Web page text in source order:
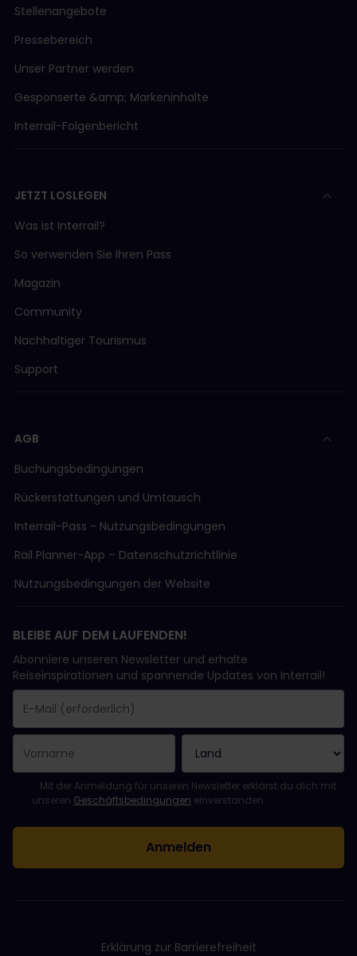
Stellenangebote
Pressebereich
Unser Partner werden
Gesponserte &amp; Markeninhalte
Interrail-Folgenbericht
JETZT LOSLEGEN
Was ist Interrail?
So verwenden Sie Ihren Pass
Magazin
Community
Nachhaltiger Tourismus
Support
AGB
Buchungsbedingungen
Rückerstattungen und Umtausch
Interrail-Pass - Nutzungsbedingungen
Rail Planner-App – Datenschutzrichtlinie
Nutzungsbedingungen der Website
BLEIBE AUF DEM LAUFENDEN!
Abonniere unseren Newsletter und erhalte
Reiseinspirationen und spannende Updates von Interrail!
Sie haben sich erfolgreich angemeldet.
Das Feld „E-Mail-Adresse“ ist ein Pflichtfeld!
Diese E-Mail-Adresse ist ungültig!
Beim Abonnieren des Newsletters ist ein Fehler aufgetreten.
Du hast diesen Newsletter bereits abonniert!
Bitte stimme den Allgemeinen Geschäftsbedingungen zu, um
Mit der Anmeldung für unseren Newsletter erklärst du dich mit
unseren Geschäftsbedingungen einverstanden.
Erklärung zur Barrierefreiheit